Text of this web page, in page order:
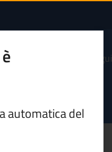
automatica del